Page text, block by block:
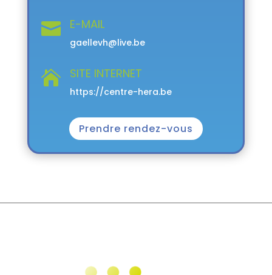
 E-MAIL
gaellevh@live.be
 SITE INTERNET
https://centre-hera.be
Prendre rendez-vous